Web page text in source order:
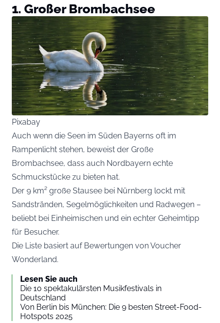
1. Großer Brombachsee
Pixabay
Auch wenn die Seen im Süden Bayerns oft im
Rampenlicht stehen, beweist der Große
Brombachsee, dass auch Nordbayern echte
Schmuckstücke zu bieten hat.
Der 9 km² große Stausee bei Nürnberg lockt mit
Sandstränden, Segelmöglichkeiten und Radwegen –
beliebt bei Einheimischen und ein echter Geheimtipp
für Besucher.
Die Liste basiert auf Bewertungen vonVoucher
Wonderland.
Lesen Sie auch
Die 10 spektakulärsten Musikfestivals in
Deutschland
Von Berlin bis München: Die 9 besten Street-Food-
Hotspots 2025